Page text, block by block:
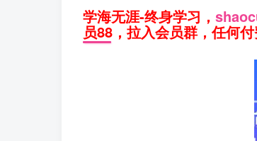
学海无涯-终身学习，
员88，拉入会员群，任何